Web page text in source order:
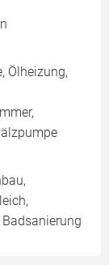
Ölheizung,